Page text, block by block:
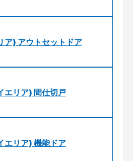
) アウトセットドア
リア) 間仕切戸
リア) 機能ドア